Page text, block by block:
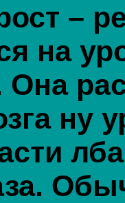
–
на
Она
ну